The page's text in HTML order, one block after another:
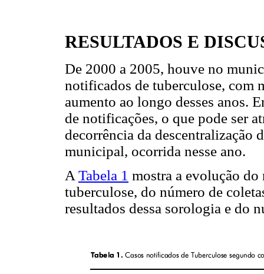
RESULTADOS E
De 2000 a 2005, houve no
notificados de tuberculose, com
aumento ao longo desses anos.
de notificações, o que pode ser
decorrência da descentralização
municipal, ocorrida nesse ano.
A Tabela 1 mostra a evolução do
tuberculose, do número de
resultados dessa sorologia e do